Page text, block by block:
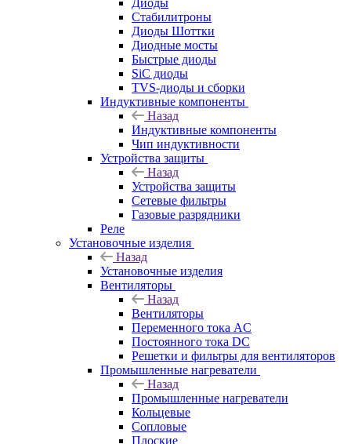
Диоды
Стабилитроны
Диоды Шоттки
Диодные мосты
Быстрые диоды
SiC диоды
TVS-диоды и сборки
Индуктивные компоненты
Назад
Индуктивные компоненты
Чип индуктивности
Устройства защиты
Назад
Устройства защиты
Сетевые фильтры
Газовые разрядники
Реле
Установочные изделия
Назад
Установочные изделия
Вентиляторы
Назад
Вентиляторы
Переменного тока AC
Постоянного тока DC
Решетки и фильтры для вентиляторов
Промышленные нагреватели
Назад
Промышленные нагреватели
Кольцевые
Сопловые
Плоские